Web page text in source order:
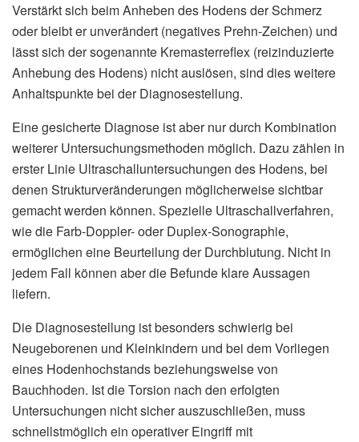
Verstärkt sich beim Anheben des Hodens der Schmerz
oder bleibt er unverändert (negatives Prehn-Zeichen) und
lässt sich der sogenannte Kremasterreflex (reizinduzierte
Anhebung des Hodens) nicht auslösen, sind dies weitere
Anhaltspunkte bei der Diagnosestellung.
Eine gesicherte Diagnose ist aber nur durch Kombination
weiterer Untersuchungsmethoden möglich. Dazu zählen in
erster Linie Ultraschalluntersuchungen des Hodens, bei
denen Strukturveränderungen möglicherweise sichtbar
gemacht werden können. Spezielle Ultraschallverfahren,
wie die Farb-Doppler- oder Duplex-Sonographie,
ermöglichen eine Beurteilung der Durchblutung. Nicht in
jedem Fall können aber die Befunde klare Aussagen
liefern.
Die Diagnosestellung ist besonders schwierig bei
Neugeborenen und Kleinkindern und bei dem Vorliegen
eines Hodenhochstands beziehungsweise von
Bauchhoden. Ist die Torsion nach den erfolgten
Untersuchungen nicht sicher auszuschließen, muss
schnellstmöglich ein operativer Eingriff mit